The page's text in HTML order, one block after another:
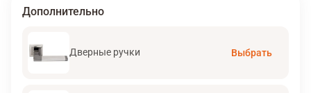
Дополнительно
Дверные ручки Выбрать